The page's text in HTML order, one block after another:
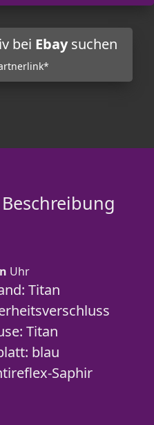
bei Ebaysuchen
Uhr
Titan
Titan
blau
Saphir